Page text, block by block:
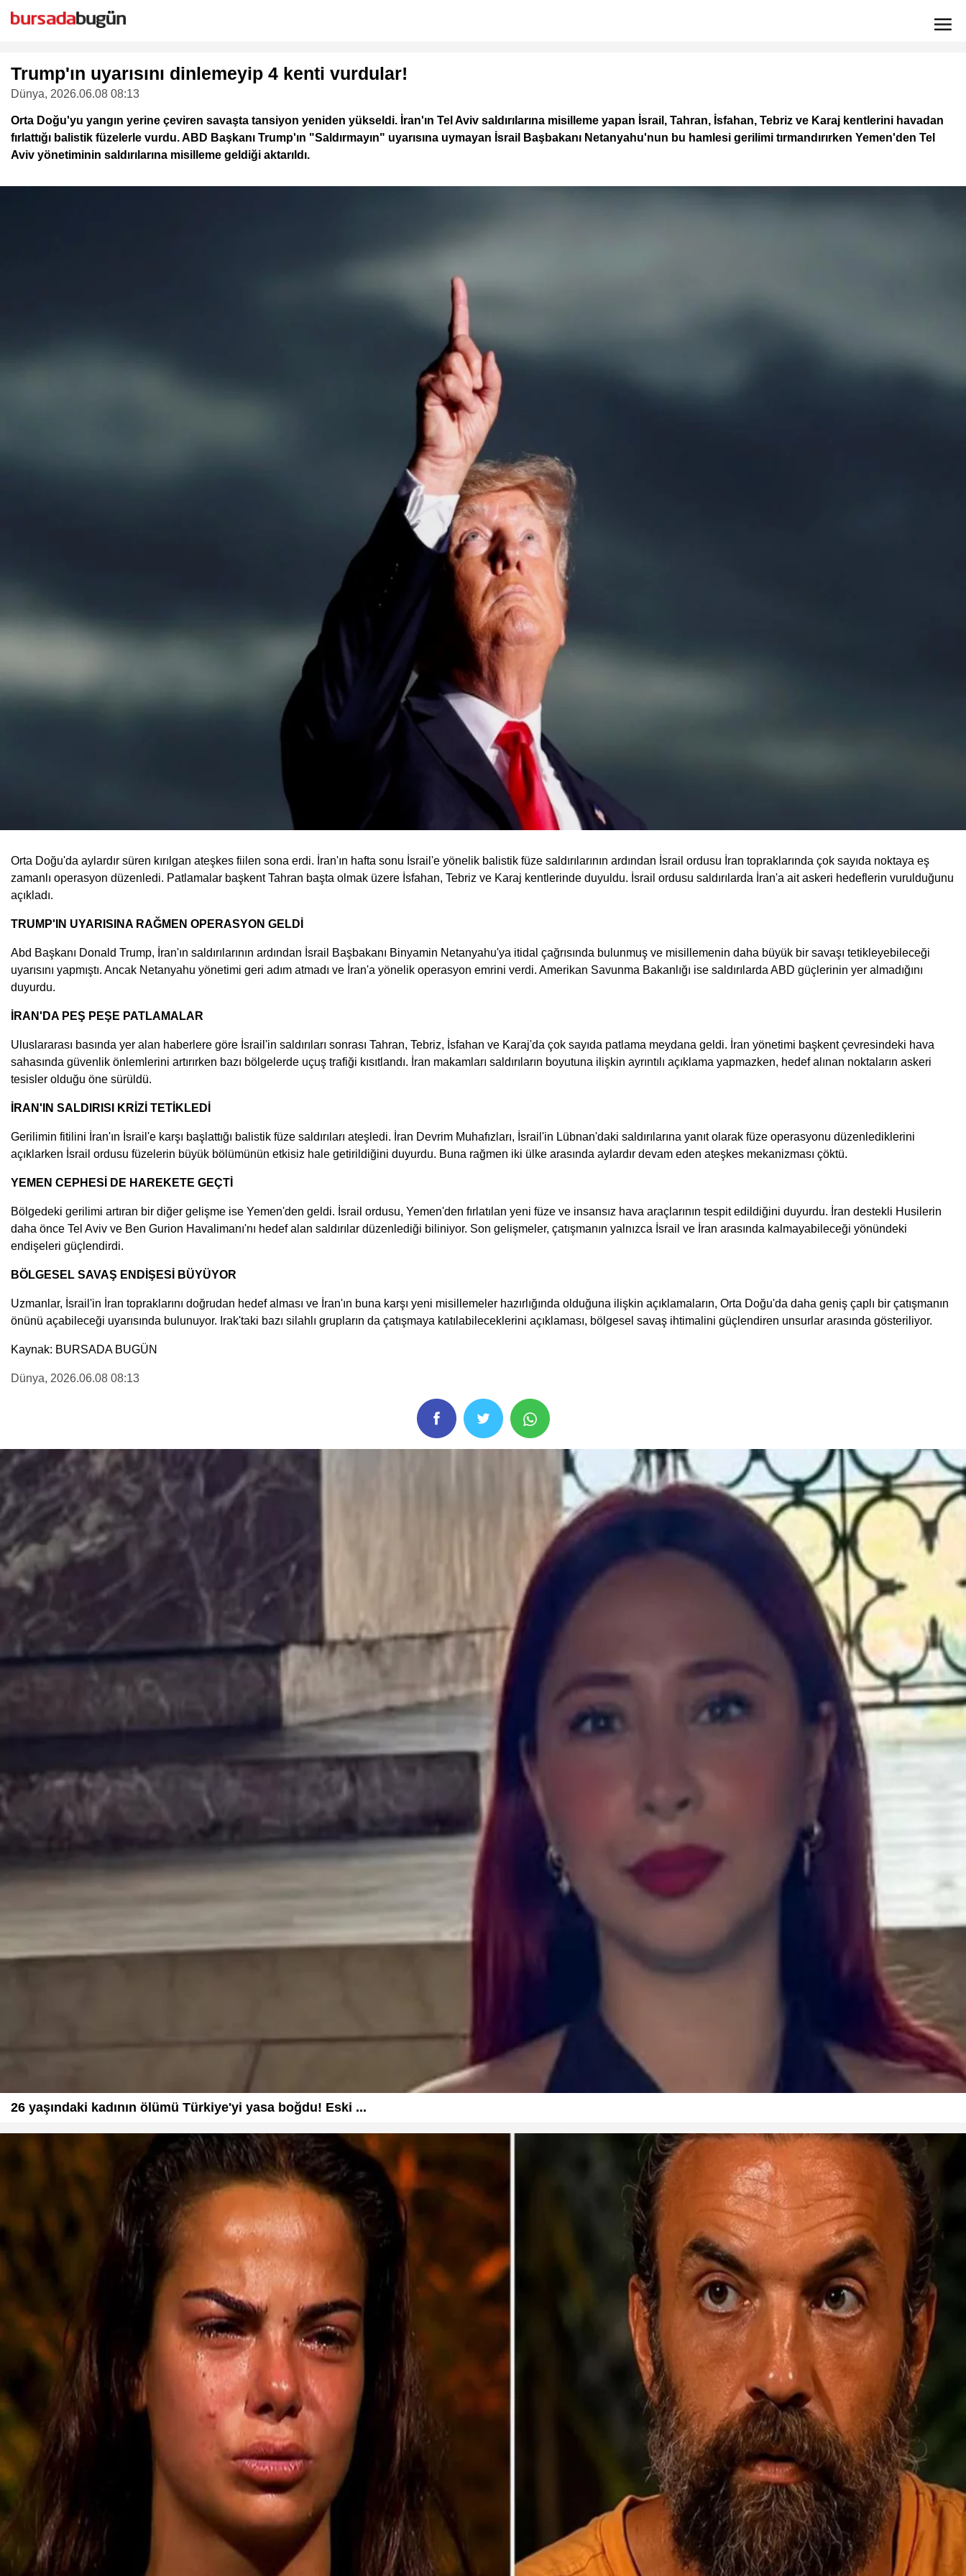
Trump'ın uyarısını dinlemeyip 4 kenti vurdular!
Dünya, 2026.06.08 08:13
Orta Doğu'yu yangın yerine çeviren savaşta tansiyon yeniden yükseldi. İran'ın Tel Aviv saldırılarına misilleme yapan İsrail, Tahran, İsfahan, Tebriz ve Karaj kentlerini havadan
fırlattığı balistik füzelerle vurdu. ABD Başkanı Trump'ın "Saldırmayın" uyarısına uymayan İsrail Başbakanı Netanyahu'nun bu hamlesi gerilimi tırmandırırken Yemen'den Tel
Aviv yönetiminin saldırılarına misilleme geldiği aktarıldı.
Orta Doğu'da aylardır süren kırılgan ateşkes fiilen sona erdi. İran'ın hafta sonu İsrail'e yönelik balistik füze saldırılarının ardından İsrail ordusu İran topraklarında çok sayıda noktaya eş
zamanlı operasyon düzenledi. Patlamalar başkent Tahran başta olmak üzere İsfahan, Tebriz ve Karaj kentlerinde duyuldu. İsrail ordusu saldırılarda İran'a ait askeri hedeflerin vurulduğunu
açıkladı.
TRUMP'IN UYARISINA RAĞMEN OPERASYON GELDİ
Abd Başkanı Donald Trump, İran'ın saldırılarının ardından İsrail Başbakanı Binyamin Netanyahu'ya itidal çağrısında bulunmuş ve misillemenin daha büyük bir savaşı tetikleyebileceği
uyarısını yapmıştı. Ancak Netanyahu yönetimi geri adım atmadı ve İran'a yönelik operasyon emrini verdi. Amerikan Savunma Bakanlığı ise saldırılarda ABD güçlerinin yer almadığını
duyurdu.
İRAN'DA PEŞ PEŞE PATLAMALAR
Uluslararası basında yer alan haberlere göre İsrail'in saldırıları sonrası Tahran, Tebriz, İsfahan ve Karaj'da çok sayıda patlama meydana geldi. İran yönetimi başkent çevresindeki hava
sahasında güvenlik önlemlerini artırırken bazı bölgelerde uçuş trafiği kısıtlandı. İran makamları saldırıların boyutuna ilişkin ayrıntılı açıklama yapmazken, hedef alınan noktaların askeri
tesisler olduğu öne sürüldü.
İRAN'IN SALDIRISI KRİZİ TETİKLEDİ
Gerilimin fitilini İran'ın İsrail'e karşı başlattığı balistik füze saldırıları ateşledi. İran Devrim Muhafızları, İsrail'in Lübnan'daki saldırılarına yanıt olarak füze operasyonu düzenlediklerini
açıklarken İsrail ordusu füzelerin büyük bölümünün etkisiz hale getirildiğini duyurdu. Buna rağmen iki ülke arasında aylardır devam eden ateşkes mekanizması çöktü.
YEMEN CEPHESİ DE HAREKETE GEÇTİ
Bölgedeki gerilimi artıran bir diğer gelişme ise Yemen'den geldi. İsrail ordusu, Yemen'den fırlatılan yeni füze ve insansız hava araçlarının tespit edildiğini duyurdu. İran destekli Husilerin
daha önce Tel Aviv ve Ben Gurion Havalimanı'nı hedef alan saldırılar düzenlediği biliniyor. Son gelişmeler, çatışmanın yalnızca İsrail ve İran arasında kalmayabileceği yönündeki
endişeleri güçlendirdi.
BÖLGESEL SAVAŞ ENDİŞESİ BÜYÜYOR
Uzmanlar, İsrail'in İran topraklarını doğrudan hedef alması ve İran'ın buna karşı yeni misillemeler hazırlığında olduğuna ilişkin açıklamaların, Orta Doğu'da daha geniş çaplı bir çatışmanın
önünü açabileceği uyarısında bulunuyor. Irak'taki bazı silahlı grupların da çatışmaya katılabileceklerini açıklaması, bölgesel savaş ihtimalini güçlendiren unsurlar arasında gösteriliyor.
Kaynak: BURSADA BUGÜN
Dünya, 2026.06.08 08:13
26 yaşındaki kadının ölümü Türkiye'yi yasa boğdu! Eski ...